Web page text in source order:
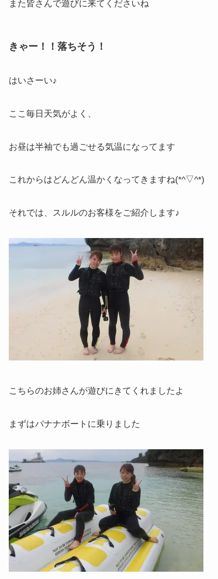
また皆さんで遊びに来てくださいね
きゃー！！落ちそう！
はいさーい♪
ここ毎日天気がよく、
お昼は半袖でも過ごせる気温になってます
これからはどんどん温かくなってきますね(*^▽^*)
それでは、スルルのお客様をご紹介します♪
こちらのお姉さんが遊びにきてくれましたよ
まずはバナナボートに乗りました